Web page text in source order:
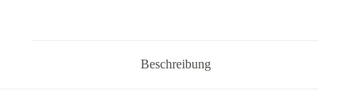
Beschreibung